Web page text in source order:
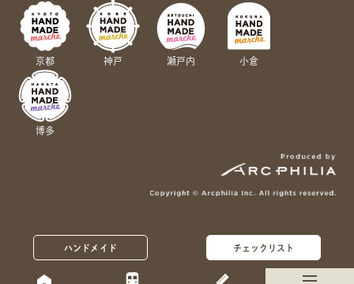
ハンドメイド チェックリスト
京都 神戸 瀬戸内 小倉
博多